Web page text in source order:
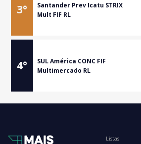
3°
Santander Prev Icatu STRIX
Mult FIF RL
4°
SUL América CONC FIF
Multimercado RL
Listas